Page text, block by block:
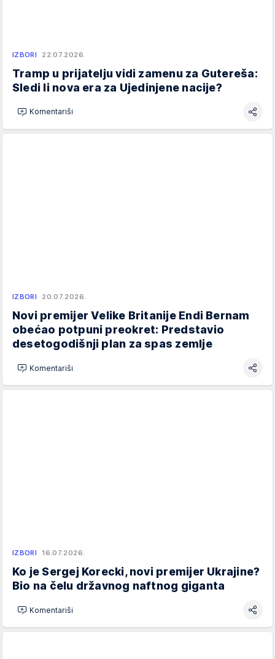
IZBORI 22.07.2026.
Tramp u prijatelju vidi zamenu za Gutereša:
Sledi li nova era za Ujedinjene nacije?
Komentariši
IZBORI 20.07.2026.
Novi premijer Velike Britanije Endi Bernam
obećao potpuni preokret: Predstavio
desetogodišnji plan za spas zemlje
Komentariši
IZBORI 16.07.2026.
Ko je Sergej Korecki, novi premijer Ukrajine?
Bio na čelu državnog naftnog giganta
Komentariši